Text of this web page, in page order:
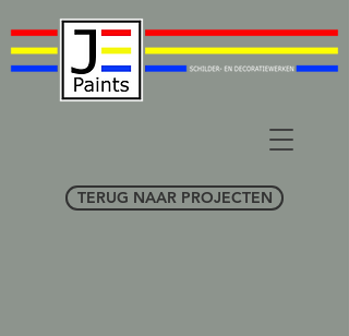
TERUG NAAR PROJECTEN